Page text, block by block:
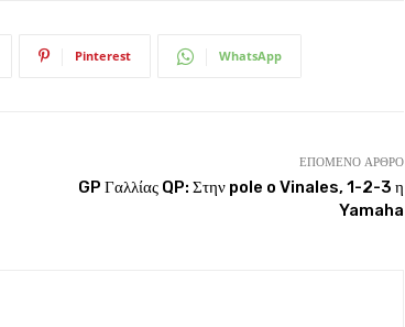
Pinterest WhatsApp
ΕΠΌΜΕΝΟ ΆΡΘΡΟ
GP Γαλλίας QP: Στην pole o Vinales, 1-2-3 η
Yamaha